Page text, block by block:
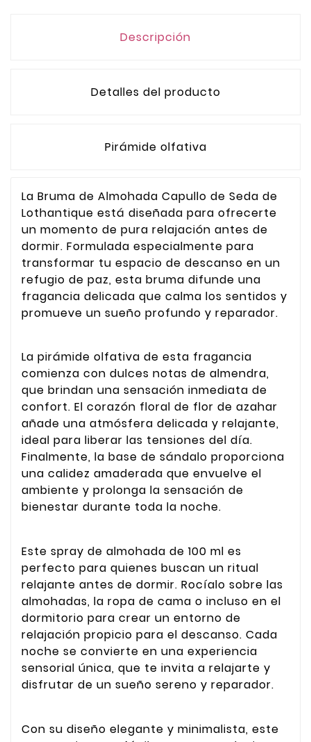
Descripción
Detalles del producto
Pirámide olfativa
La Bruma de Almohada Capullo de Seda de
Lothantique está diseñada para ofrecerte
un momento de pura relajación antes de
dormir. Formulada especialmente para
transformar tu espacio de descanso en un
refugio de paz, esta bruma difunde una
fragancia delicada que calma los sentidos y
promueve un sueño profundo y reparador.
La pirámide olfativa de esta fragancia
comienza con dulces notas de almendra,
que brindan una sensación inmediata de
confort. El corazón floral de flor de azahar
añade una atmósfera delicada y relajante,
ideal para liberar las tensiones del día.
Finalmente, la base de sándalo proporciona
una calidez amaderada que envuelve el
ambiente y prolonga la sensación de
bienestar durante toda la noche.
Este spray de almohada de 100 ml es
perfecto para quienes buscan un ritual
relajante antes de dormir. Rocíalo sobre las
almohadas, la ropa de cama o incluso en el
dormitorio para crear un entorno de
relajación propicio para el descanso. Cada
noche se convierte en una experiencia
sensorial única, que te invita a relajarte y
disfrutar de un sueño sereno y reparador.
Con su diseño elegante y minimalista, este